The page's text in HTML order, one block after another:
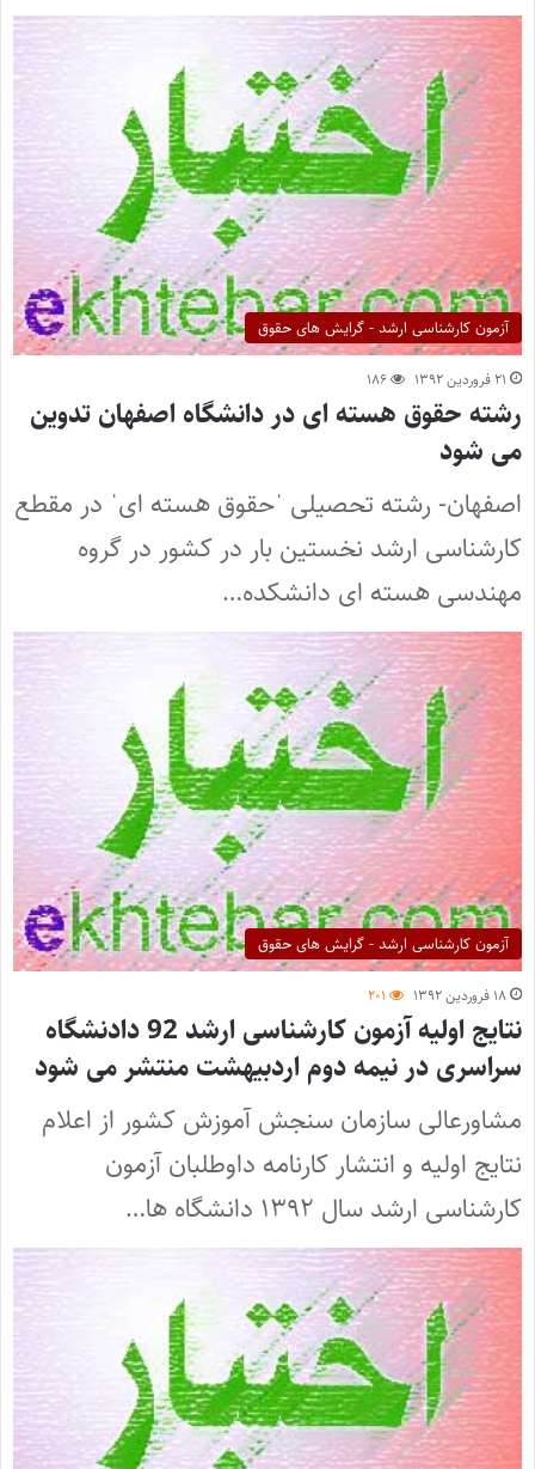
آزمون کارشناسی ارشد - گرایش های حقوق
۲۱ فروردین ۱۳۹۲ ۱۸۶
رشته حقوق هسته ای در دانشگاه اصفهان تدوین
می شود
اصفهان- رشته تحصیلی ˈحقوق هسته ایˈ در مقطع
کارشناسی ارشد نخستین بار در کشور در گروه
مهندسی هسته ای دانشکده…
آزمون کارشناسی ارشد - گرایش های حقوق
۱۸ فروردین ۱۳۹۲ ۲۰۱
نتایج اولیه آزمون کارشناسی ارشد 92 دادنشگاه
سراسری در نیمه دوم اردبیهشت منتشر می شود
مشاورعالی سازمان سنجش آموزش کشور از اعلام
نتایج اولیه و انتشار کارنامه داوطلبان آزمون
کارشناسی ارشد سال ۱۳۹۲ دانشگاه ها…